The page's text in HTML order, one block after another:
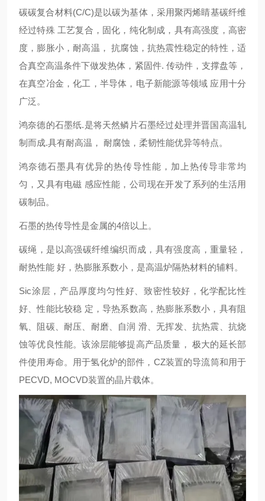
碳碳复合材料(C/C)是以碳为基体，采用聚丙烯睛基碳纤维
经过特殊 工艺复合，固化，纯化制成，具有高强度，高密
度，膨胀小，耐高温， 抗腐蚀，抗热震性稳定的特性，适
合真空高温条件下做发热体，紧固件. 传动件，支撑盘等，
在真空冶金，化工，半导体，电子新能源等领域 应用十分
广泛。
鸿奈德的石墨纸.是将天然鳞片石墨经过处理并晋国高温轧
制而成.具有耐高温， 耐腐蚀，柔韧性能优异等特点。
鸿奈德石墨具有优异的热传导性能，加上热传导非常均
匀，又具有电磁 感应性能，公司现在开发了系列的生活用
碳制品。
石墨的热传导性是金属的4倍以上。
碳绳，是以高强碳纤维编织而成，具有强度高，重量轻，
耐热性能 好，热膨胀系数小，是高温炉隔热材料的辅料。
Sic涂层，产品厚度均匀性好、致密性较好，化学配比性
好、性能比较稳 定，导热系数高，热膨胀系数小，具有阻
氧、阻碳、耐压、耐磨、自润 滑、无挥发、抗热震、抗烧
蚀等优良性能。该涂层能够提高产品质量， 极大的延长部
件使用寿命。用于氢化炉的部件，CZ装置的导流筒和用于
PECVD, MOCVD装置的晶片载体。